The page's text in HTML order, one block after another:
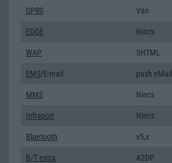
GPRS Van
EDGE Nincs
WAP 5HTML
EMS/E-mail push eMail
MMS Nincs
Infraport Nincs
Bluetooth v5,x
B/T extra A2DP